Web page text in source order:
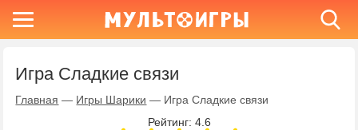
Игра Сладкие связи
Главная — Игры Шарики — Игра Сладкие связи
Рейтинг: 4.6